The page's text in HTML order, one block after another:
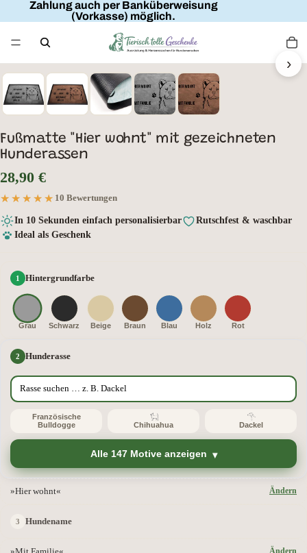
Zahlung auch per Banküberweisung
(Vorkasse) möglich.
HIER WOHNT
HUNDENAME
MIT FAMILIE
FAMILIENNAME ›
Fußmatte "Hier wohnt" mit gezeichneten
Hunderassen
28,90 €
★★★★★
★★★★★ 10 Bewertungen
In 10 Sekunden einfach personalisierbar
Rutschfest & waschbar
Ideal als Geschenk
Hintergrundfarbe
Grau Schwarz Beige Braun Blau Holz Rot
Hunderasse
Französische
Bulldogge
Chihuahua Dackel
Alle 147 Motive anzeigen
»Hier wohnt« Ändern
Hundename
»Mit Familie« Ändern